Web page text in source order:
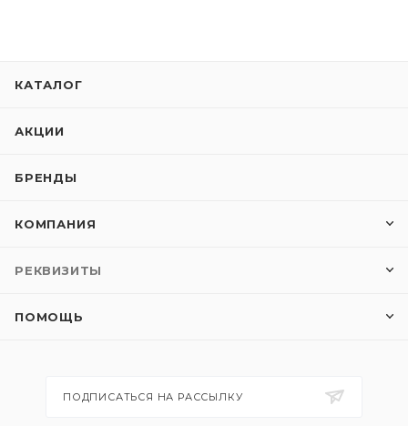
КАТАЛОГ
АКЦИИ
БРЕНДЫ
КОМПАНИЯ
РЕКВИЗИТЫ
ПОМОЩЬ
ПОДПИСАТЬСЯ НА РАССЫЛКУ